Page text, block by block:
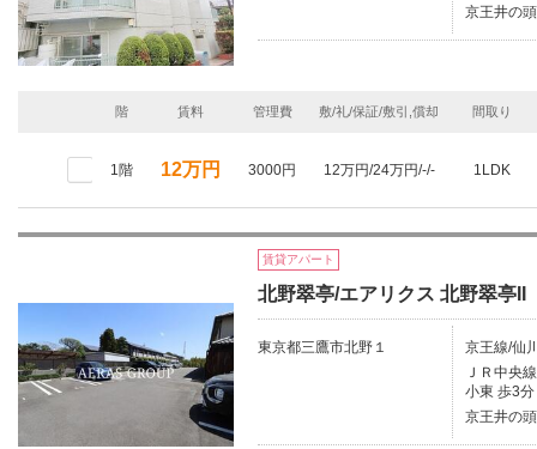
京王井の
階 賃料 管理費 敷/礼/保証/敷引,償却 間取り
1階 12万円 3000円 12万円/24万円/-/- 1LDK
賃貸アパート
北野翠亭/エアリクス 北野翠亭II
東京都三鷹市北野１
京王線/仙
ＪＲ中央
小東 歩3分
京王井の